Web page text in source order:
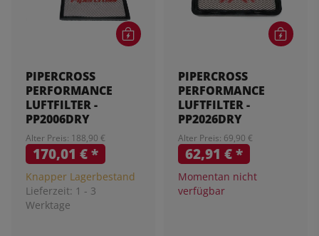
PIPERCROSS
PERFORMANCE
LUFTFILTER -
PP2006DRY
Alter Preis: 188,90 €
170,01 €*
Knapper Lagerbestand
Lieferzeit: 1 - 3
Werktage
PIPERCROSS
PERFORMANCE
LUFTFILTER -
PP2026DRY
Alter Preis: 69,90 €
62,91 €*
Momentan nicht
verfügbar